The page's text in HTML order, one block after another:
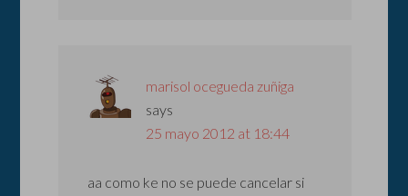
marisol ocegueda zuñiga
says
25 mayo 2012 at 18:44
aa como ke no se puede cancelar si